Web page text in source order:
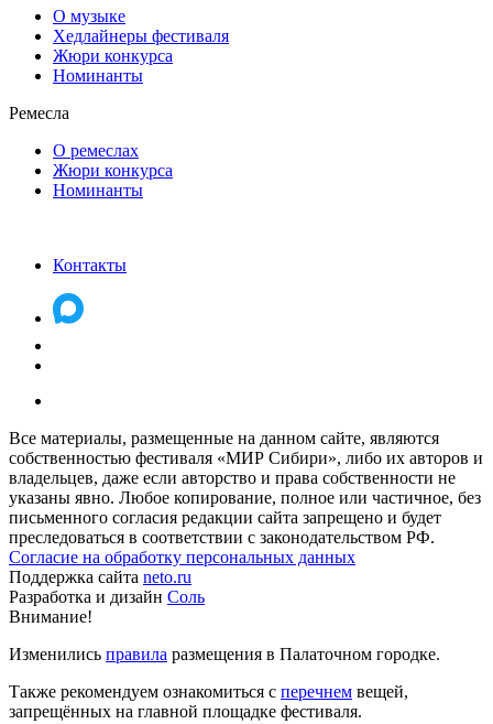
О музыке
Хедлайнеры фестиваля
Жюри конкурса
Номинанты
Ремесла
О ремеслах
Жюри конкурса
Номинанты
Контакты
Все материалы, размещенные на данном сайте, являются
собственностью фестиваля «МИР Сибири», либо их авторов и
владельцев, даже если авторство и права собственности не
указаны явно. Любое копирование, полное или частичное, без
письменного согласия редакции сайта запрещено и будет
преследоваться в соответствии с законодательством РФ.
Согласие на обработку персональных данных
Поддержка сайта neto.ru
Разработка и дизайн Соль
Внимание!
Изменились правила размещения в Палаточном городке.
Также рекомендуем ознакомиться с перечнем вещей,
запрещённых на главной площадке фестиваля.